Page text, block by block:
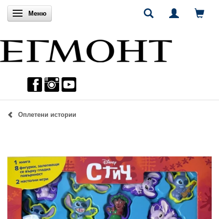
Включи навигацията
Меню
Оплетени истории